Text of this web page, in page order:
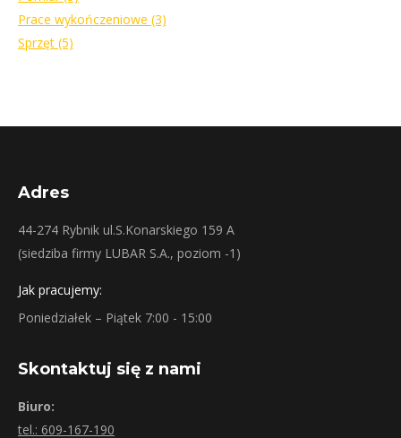
Prace wykończeniowe (3)
Sprzęt (5)
Adres
44-274 Rybnik ul.S.Konarskiego 159 A
(siedziba firmy LUBAR S.A., poziom -1)
Jak pracujemy:
Poniedziałek – Piątek 7:00 - 15:00
Skontaktuj się z nami
Biuro:
tel.: 609-167-190